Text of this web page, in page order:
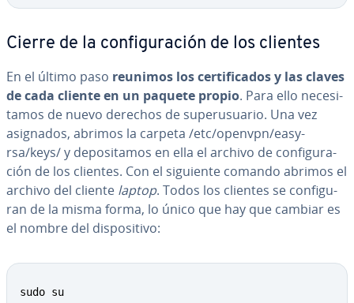
Cierre de la co­n­fi­gu­ra­ción de los clientes
En el último paso reunimos los ce­r­ti­fi­ca­dos y las claves
de cada cliente en un paquete propio. Para ello ne­ce­si­
ta­mos de nuevo derechos de su­pe­ru­sua­rio. Una vez
asignados, abrimos la carpeta /etc/openvpn/easy-
rsa/keys/ y de­po­si­ta­mos en ella el archivo de co­n­fi­gu­ra­
ción de los clientes. Con el siguiente comando abrimos el
archivo del cliente laptop. Todos los clientes se co­n­fi­gu­
ran de la misma forma, lo único que hay que cambiar es
el nombre del di­s­po­si­ti­vo:
sudo su